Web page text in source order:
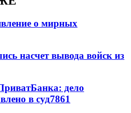
о мирных
насчет вывода войск из
дело
в суд7861